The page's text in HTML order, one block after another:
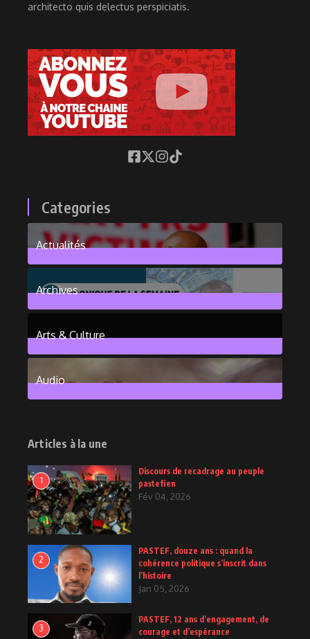
architecto quis delectus perspiciatis.
Categories
Actualités
376Posts
Archives
Arts & Culture
6Posts
Audio
Articles à la une
1
Discours de recadrage au peuple
pastefien
Fév 04, 2026
2
PASTEF, douze ans : quand la
cohérence politique s’inscrit dans
l’histoire
Jan 05, 2026
3
PASTEF, 12 ans d’engagement, de
courage et d’espérance